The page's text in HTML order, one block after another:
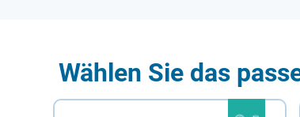
Wählen Sie das